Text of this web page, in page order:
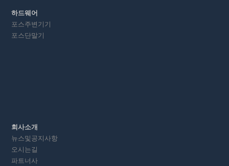
하드웨어
포스주변기기
포스단말기
회사소개
뉴스및공지사항
오시는길
파트너사